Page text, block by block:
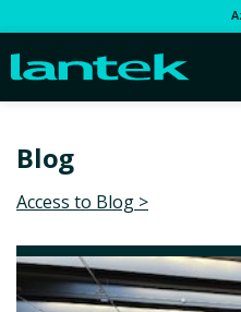
Blog
Access to Blog >